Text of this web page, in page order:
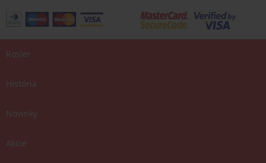
Rosler
História
Novinky
Akcie